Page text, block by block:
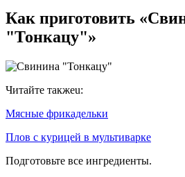
Как приготовить
"Тонкацу"»
Читайте такжеu:
Мясные фрикадельки
Плов с курицей в мультиварке
Подготовьте все ингредиенты.